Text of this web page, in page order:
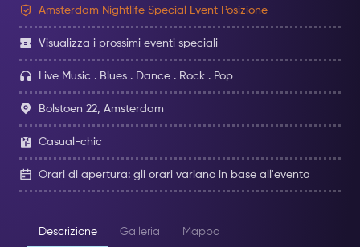
Amsterdam Nightlife Special Event Posizione
Visualizza i prossimi eventi speciali
Live Music . Blues . Dance . Rock . Pop
Bolstoen 22, Amsterdam
Casual-chic
Orari di apertura: gli orari variano in base all'evento
Descrizione Galleria Mappa